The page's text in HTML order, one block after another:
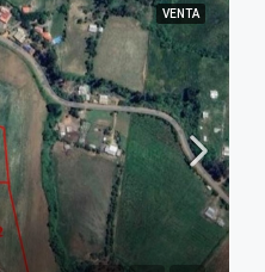
VENTA